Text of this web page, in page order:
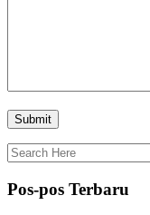
Pos-pos Terbaru